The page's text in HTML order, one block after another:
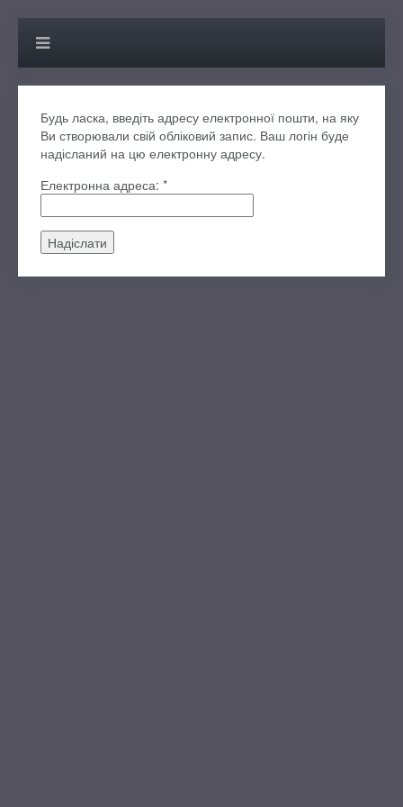
Будь ласка, введіть адресу електронної пошти, на яку
Ви створювали свій обліковий запис. Ваш логін буде
надісланий на цю електронну адресу.
Електронна адреса: *
Надіслати